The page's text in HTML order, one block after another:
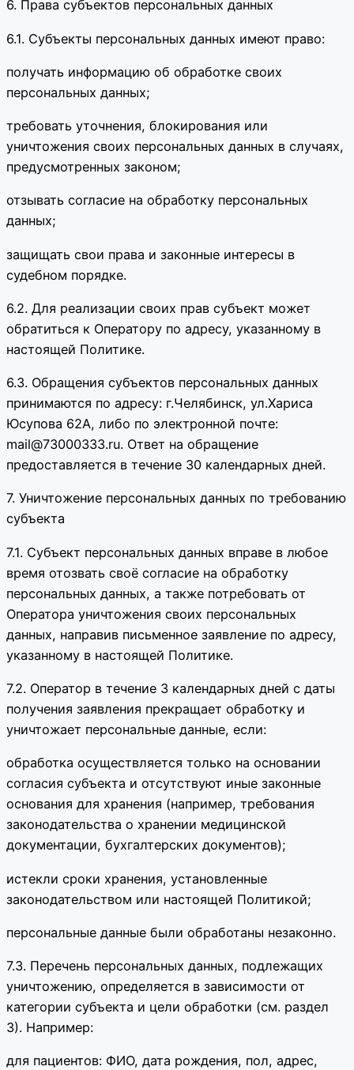
6. Права субъектов персональных данных
6.1. Субъекты персональных данных имеют право:
получать информацию об обработке своих
персональных данных;
требовать уточнения, блокирования или
уничтожения своих персональных данных в случаях,
предусмотренных законом;
отзывать согласие на обработку персональных
данных;
защищать свои права и законные интересы в
судебном порядке.
6.2. Для реализации своих прав субъект может
обратиться к Оператору по адресу, указанному в
настоящей Политике.
6.3. Обращения субъектов персональных данных
принимаются по адресу: г.Челябинск, ул.Хариса
Юсупова 62А, либо по электронной почте:
mail@73000333.ru. Ответ на обращение
предоставляется в течение 30 календарных дней.
7. Уничтожение персональных данных по требованию
субъекта
7.1. Субъект персональных данных вправе в любое
время отозвать своё согласие на обработку
персональных данных, а также потребовать от
Оператора уничтожения своих персональных
данных, направив письменное заявление по адресу,
указанному в настоящей Политике.
7.2. Оператор в течение 3 календарных дней с даты
получения заявления прекращает обработку и
уничтожает персональные данные, если:
обработка осуществляется только на основании
согласия субъекта и отсутствуют иные законные
основания для хранения (например, требования
законодательства о хранении медицинской
документации, бухгалтерских документов);
истекли сроки хранения, установленные
законодательством или настоящей Политикой;
персональные данные были обработаны незаконно.
7.3. Перечень персональных данных, подлежащих
уничтожению, определяется в зависимости от
категории субъекта и цели обработки (см. раздел
3). Например:
для пациентов: ФИО, дата рождения, пол, адрес,